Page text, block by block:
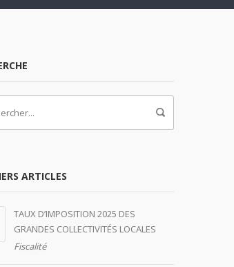
ARTICLES
TAUX D’IMPOSITION 2025 DES
GRANDES COLLECTIVITÉS LOCALES
Fiscalité